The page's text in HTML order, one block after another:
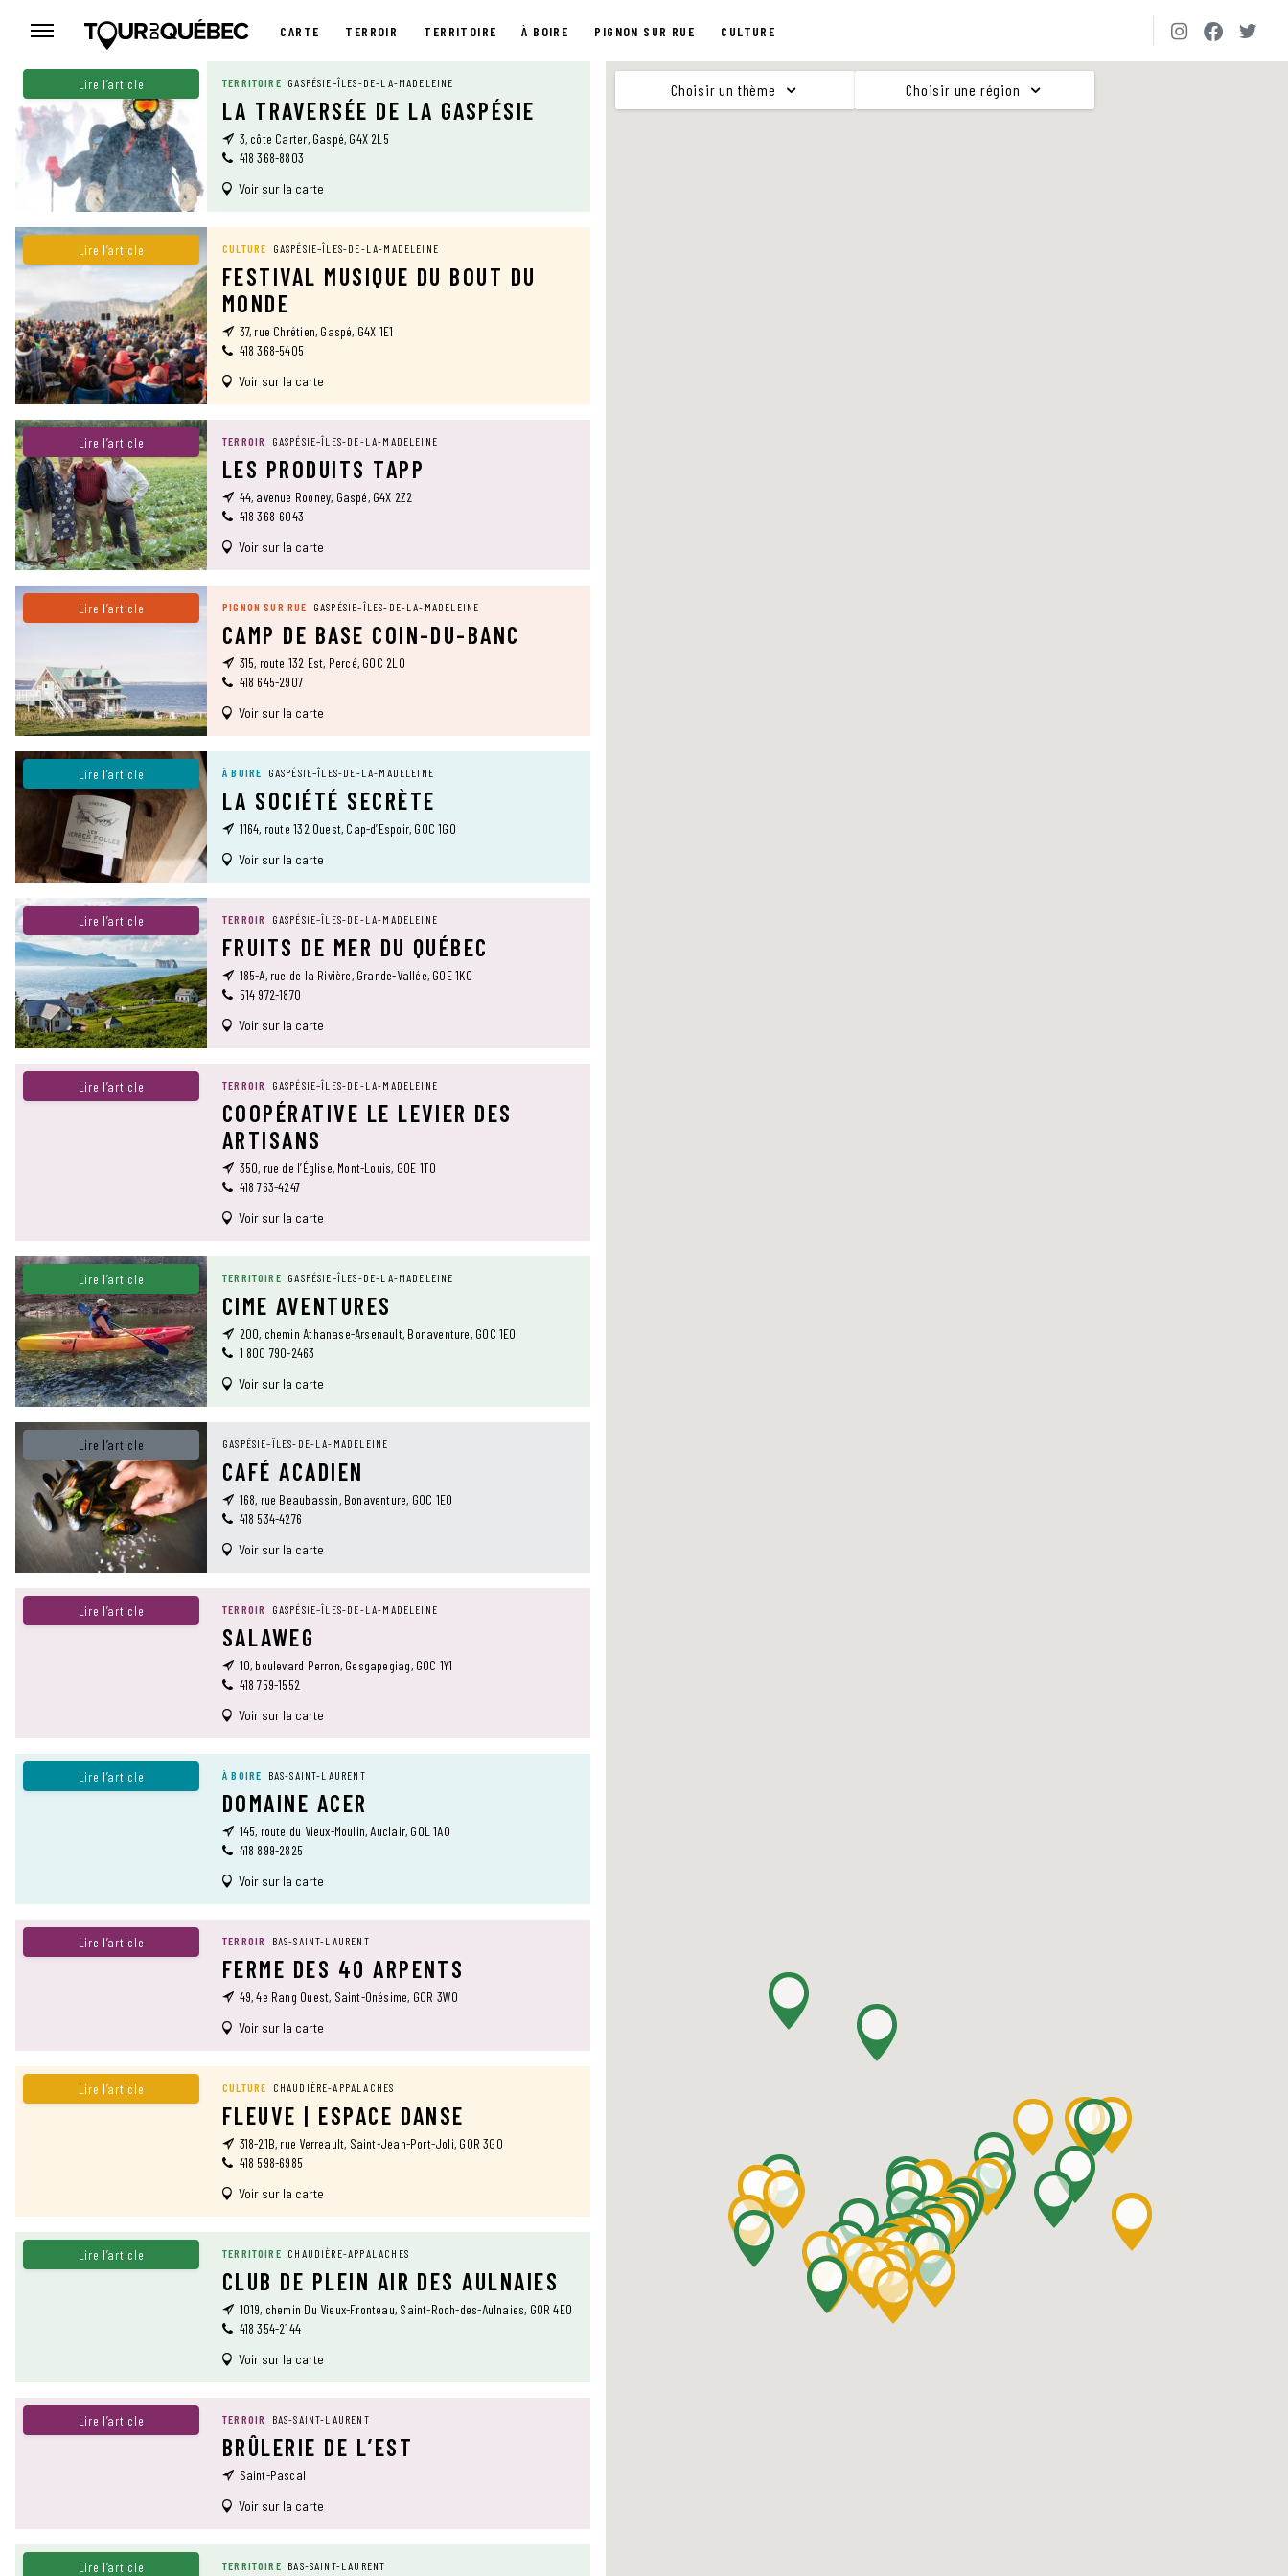
CARTE TERROIR TERRITOIRE À BOIRE PIGNON SUR RUE CULTURE
CARTE Choisir un thème Choisir une région
Lire l’article TERRITOIRE GASPÉSIE–ÎLES-DE-LA-MADELEINE
LA TRAVERSÉE DE LA GASPÉSIE
3, côte Carter, Gaspé, G4X 2L5
418 368-8803
Voir sur la carte
Lire l’article CULTURE GASPÉSIE–ÎLES-DE-LA-MADELEINE
FESTIVAL MUSIQUE DU BOUT DU
MONDE
37, rue Chrétien, Gaspé, G4X 1E1
418 368-5405
Voir sur la carte
Lire l’article TERROIR GASPÉSIE–ÎLES-DE-LA-MADELEINE
LES PRODUITS TAPP
44, avenue Rooney, Gaspé, G4X 2Z2
418 368-6043
Voir sur la carte
Lire l’article PIGNON SUR RUE GASPÉSIE–ÎLES-DE-LA-MADELEINE
CAMP DE BASE COIN-DU-BANC
315, route 132 Est, Percé, G0C 2L0
418 645-2907
Voir sur la carte
Lire l’article À BOIRE GASPÉSIE–ÎLES-DE-LA-MADELEINE
LA SOCIÉTÉ SECRÈTE
1164, route 132 Ouest, Cap-d’Espoir, G0C 1G0
Voir sur la carte
Lire l’article TERROIR GASPÉSIE–ÎLES-DE-LA-MADELEINE
FRUITS DE MER DU QUÉBEC
185-A, rue de la Rivière, Grande-Vallée, G0E 1K0
514 972-1870
Voir sur la carte
Lire l’article TERROIR GASPÉSIE–ÎLES-DE-LA-MADELEINE
COOPÉRATIVE LE LEVIER DES
ARTISANS
350, rue de l’Église, Mont-Louis, G0E 1T0
418 763-4247
Voir sur la carte
Lire l’article TERRITOIRE GASPÉSIE–ÎLES-DE-LA-MADELEINE
CIME AVENTURES
200, chemin Athanase-Arsenault, Bonaventure, G0C 1E0
1 800 790-2463
Voir sur la carte
Lire l’article GASPÉSIE–ÎLES-DE-LA-MADELEINE
CAFÉ ACADIEN
168, rue Beaubassin, Bonaventure, G0C 1E0
418 534-4276
Voir sur la carte
Lire l’article TERROIR GASPÉSIE–ÎLES-DE-LA-MADELEINE
SALAWEG
10, boulevard Perron, Gesgapegiag, G0C 1Y1
418 759-1552
Voir sur la carte
Lire l’article À BOIRE BAS-SAINT-LAURENT
DOMAINE ACER
145, route du Vieux-Moulin, Auclair, G0L 1A0
418 899-2825
Voir sur la carte
Lire l’article TERROIR BAS-SAINT-LAURENT
FERME DES 40 ARPENTS
49, 4e Rang Ouest, Saint-Onésime, G0R 3W0
Voir sur la carte
Lire l’article CULTURE CHAUDIÈRE-APPALACHES
FLEUVE | ESPACE DANSE
318-21B, rue Verreault, Saint-Jean-Port-Joli, G0R 3G0
418 598-6985
Voir sur la carte
Lire l’article TERRITOIRE CHAUDIÈRE-APPALACHES
CLUB DE PLEIN AIR DES AULNAIES
1019, chemin Du Vieux-Fronteau, Saint-Roch-des-Aulnaies, G0R 4E0
418 354-2144
Voir sur la carte
Lire l’article TERROIR BAS-SAINT-LAURENT
BRÛLERIE DE L’EST
Saint-Pascal
Voir sur la carte
Lire l’article TERRITOIRE BAS-SAINT-LAURENT